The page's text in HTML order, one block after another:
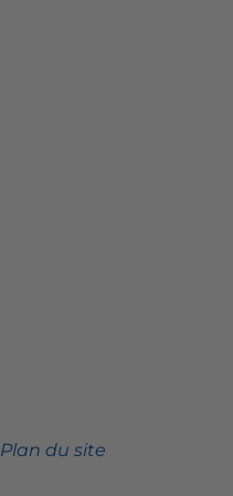
Plan du site